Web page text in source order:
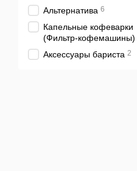
Альтернатива 6
Капельные кофеварки
(Фильтр-кофемашины)
Аксессуары бариста 2